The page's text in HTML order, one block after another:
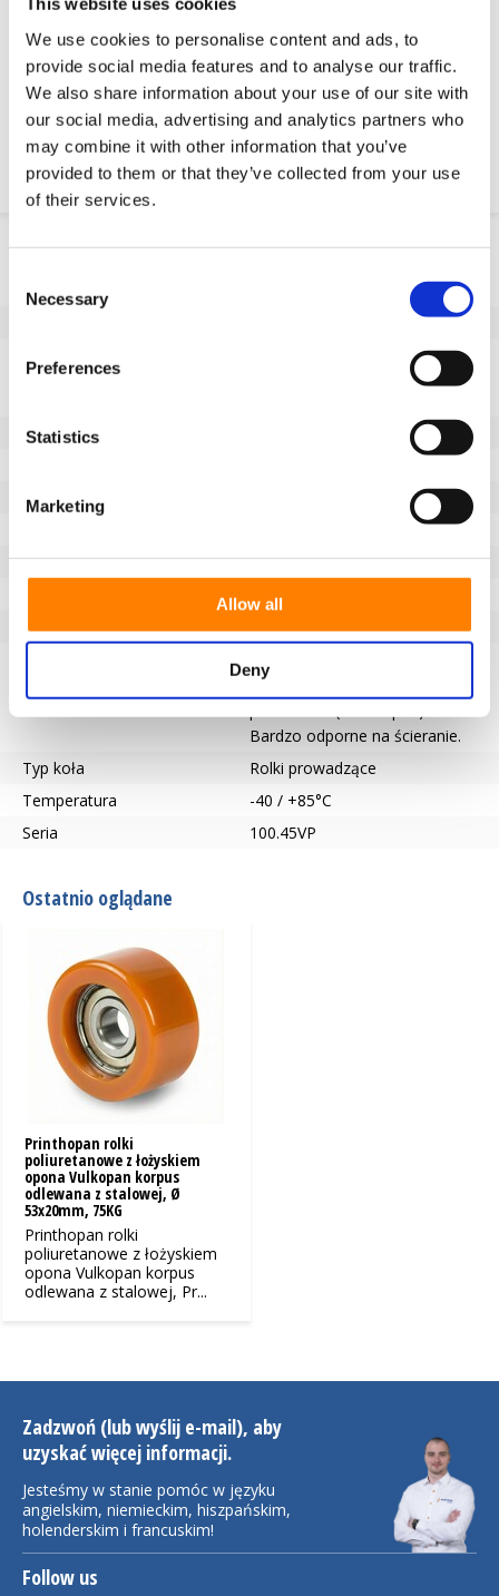
We use cookies to personalise content and ads, to
provide social media features and to analyse our traffic.
We also share information about your use of our site with
our social media, advertising and analytics partners who
may combine it with other information that you’ve
provided to them or that they’ve collected from your use
of their services.
Selection
Necessary
Preferences
Statistics
Marketing
Allow all
Deny
Żądanie części OE
Download PDF
Odpornosc chemiczna
Informacje o produkcie
SKU
Dane techniczne
Średnica koła (mm)
Nośność (kg)
Otwór na oś-Ø (mm)
17
Vulkopan
Twardość bieżnika
59° Shore D
wykonane z wysokiej jakości
Bardzo odporne na ścieranie.
Typ koła
Rolki prowadzące
Temperatura
-40 / +85°C
Seria
100.45VP
Ostatnio oglądane
Printhopan rolki
poliuretanowe z łożyskiem
opona Vulkopan korpus
odlewana z stalowej, Ø
53x20mm, 75KG
Printhopan rolki
poliuretanowe z łożyskiem
opona Vulkopan korpus
odlewana z stalowej, Pr...
Zadzwoń (lub wyślij e-mail), aby
uzyskać więcej informacji.
Jesteśmy w stanie pomóc w języku
angielskim, niemieckim, hiszpańskim,
holenderskim i francuskim!
Follow us